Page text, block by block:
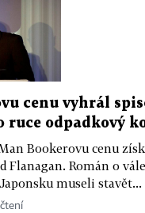
cenu vyhrál
ruce odpadkový
Bookerovu cenu
Flanagan. Román o
museli stavět...